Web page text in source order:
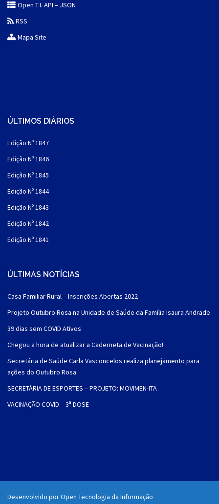
Open T.I. API – JSON
RSS
Mapa Site
ÚLTIMOS DIÁRIOS
Edição Nº 1847
Edição Nº 1846
Edição Nº 1845
Edição Nº 1844
Edição Nº 1843
Edição Nº 1842
Edição Nº 1841
ÚLTIMAS NOTÍCIAS
Casa Familiar Rural – Inscrições Abertas 2022
Projeto Outubro Rosa na Unidade de Saúde da Família Isaura Andrade
39 dias sem COVID Ativos
Chegou a hora de atualizar a Caderneta de Vacinação!
Secretária de Saúde Carla Vasconcelos realiza planejamento para
ações do Outubro Rosa
SECRETÁRIA DE ESPORTES – PROJETO: MOVIMEN-ITA
VACINAÇÃO COVID – 3ª DOSE
Desenvolvido por Open Tecnologia da Informação